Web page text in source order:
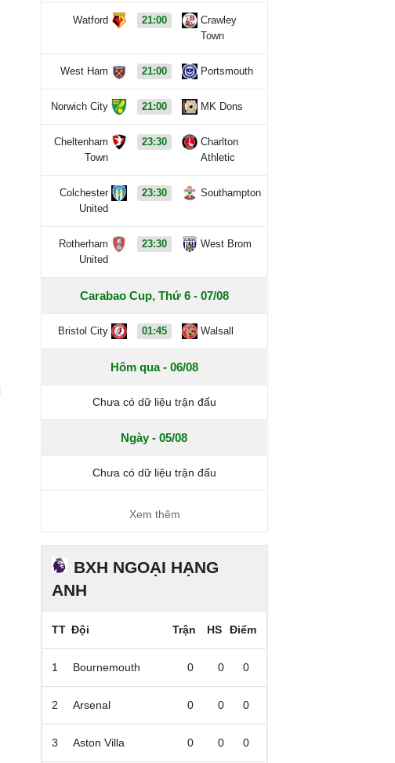
Watford 21:00
Crawley
Town
West Ham 21:00 Portsmouth
Norwich City 21:00 MK Dons
Cheltenham
Town
23:30
Charlton
Athletic
Colchester
United
23:30 Southampton
Rotherham
United
23:30 West Brom
Carabao Cup, Thứ 6 - 07/08
Bristol City 01:45 Walsall
Hôm qua - 06/08
Chưa có dữ liệu trận đấu
Ngày - 05/08
Chưa có dữ liệu trận đấu
Xem thêm
BXH NGOẠI HẠNG
ANH
TT Đội Trận HS Điểm
1 Bournemouth 0 0 0
2 Arsenal 0 0 0
3 Aston Villa 0 0 0